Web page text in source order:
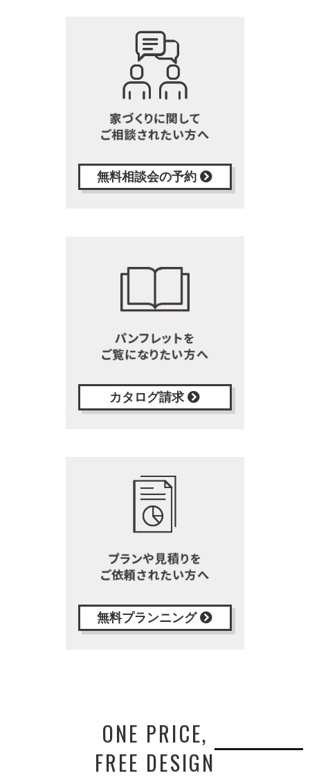
無料相談会の予約
カタログ請求
無料プランニング
ONE PRICE,
FREE DESIGN